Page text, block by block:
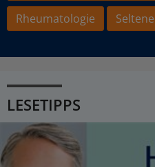
Rheumatologie
LESETIPPS